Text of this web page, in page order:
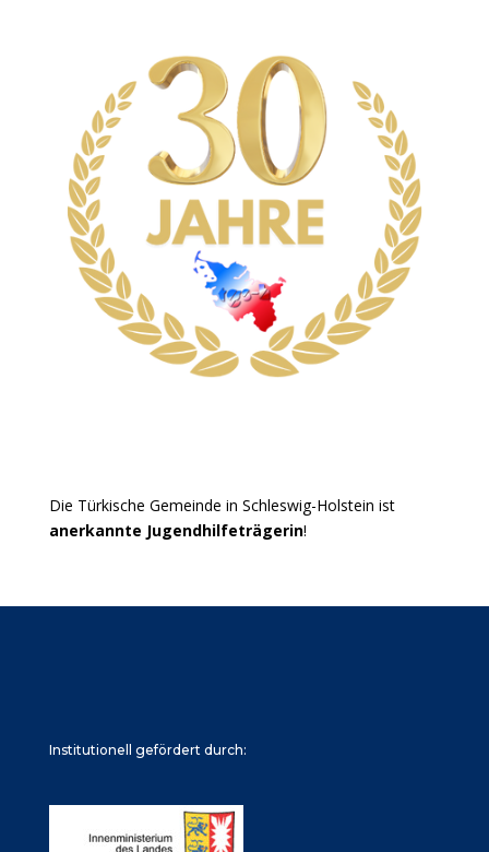
Die Türkische Gemeinde in Schleswig-Holstein ist
anerkannte Jugendhilfeträgerin!
Institutionell gefördert durch: